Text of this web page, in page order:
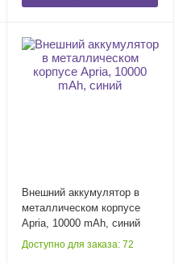
Внешний аккумулятор в
металлическом корпусе
Apria, 10000 mAh, синий
Доступно для заказа: 72